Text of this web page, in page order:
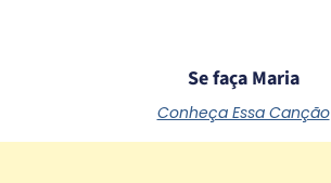
Se faça Maria
Conheça Essa Canção